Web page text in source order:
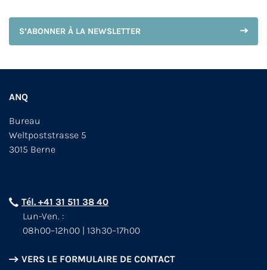
S’ABONNER À LA NEWSLETTER
ANQ
Bureau
Weltpoststrasse 5
3015 Berne
Tél. +41 31 511 38 40
Lun-Ven. :
08h00–12h00 | 13h30–17h00
VERS LE FORMULAIRE DE CONTACT